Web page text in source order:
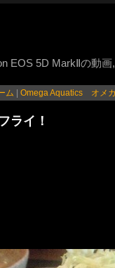
EOS 5D MarkⅡの動
ム Omega Aquatics オメ
ライ！